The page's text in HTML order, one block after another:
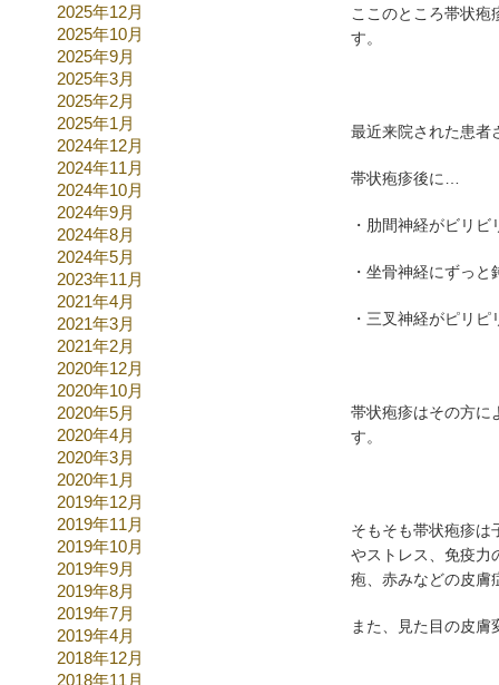
2025年12月
2025年10月
2025年9月
2025年3月
2025年2月
2025年1月
2024年12月
2024年11月
2024年10月
2024年9月
2024年8月
2024年5月
2023年11月
2021年4月
2021年3月
2021年2月
2020年12月
2020年10月
2020年5月
2020年4月
2020年3月
2020年1月
2019年12月
2019年11月
2019年10月
2019年9月
2019年8月
2019年7月
2019年4月
2018年12月
2018年11月
ここのところ帯状疱
す。
最近来院された患者
帯状疱疹後に…
・肋間神経がビリ
・坐骨神経にずっ
・三叉神経がピリ
帯状疱疹はその方に
す。
そもそも帯状疱疹は
やストレス、免疫力
疱、赤みなどの皮膚
また、見た目の皮